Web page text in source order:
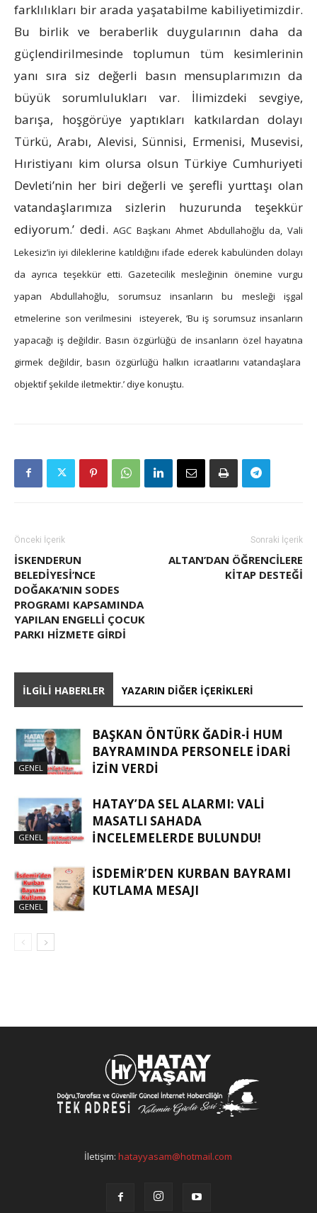
farklılıkları bir arada yaşatabilme kabiliyetimizdir.
Bu birlik ve beraberlik duygularının daha da
güçlendirilmesinde toplumun tüm kesimlerinin
yanı sıra siz değerli basın mensuplarımızın da
büyük sorumlulukları var. İlimizdeki sevgiye,
barışa, hoşgörüye yaptıkları katkılardan dolayı
Türkü, Arabı, Alevisi, Sünnisi, Ermenisi, Musevisi,
Hıristiyanı kim olursa olsun Türkiye Cumhuriyeti
Devleti’nin her biri değerli ve şerefli yurttaşı olan
vatandaşlarımıza sizlerin huzurunda teşekkür
ediyorum.’ dedi.AGC Başkanı Ahmet Abdullahoğlu da, Vali
Lekesiz’in iyi dileklerine katıldığını ifade ederek kabulünden dolayı
da ayrıca teşekkür etti. Gazetecilik mesleğinin önemine vurgu
yapan Abdullahoğlu, sorumsuz insanların bu mesleği işgal
etmelerine son verilmesini isteyerek, ‘Bu iş sorumsuz insanların
yapacağı iş değildir. Basın özgürlüğü de insanların özel hayatına
girmek değildir, basın özgürlüğü halkın icraatlarını vatandaşlara
objektif şekilde iletmektir.’ diye konuştu.
Önceki İçerik
İSKENDERUN
BELEDIYESI’NCE
DOĞAKA’NIN SODES
PROGRAMI KAPSAMINDA
YAPILAN ENGELLI ÇOCUK
PARKI HIZMETE GIRDI
Sonraki İçerik
ALTAN’DAN ÖĞRENCILERE
KITAP DESTEĞI
İLGILI HABERLER YAZARIN DIĞER İÇERIKLERI
GENEL
BAŞKAN ÖNTÜRK ĞADIR-İ HUM
BAYRAMINDA PERSONELE İDARI
İZIN VERDI
GENEL
HATAY’DA SEL ALARMI: VALI
MASATLI SAHADA
İNCELEMELERDE BULUNDU!
GENEL
İSDEMIR’DEN KURBAN BAYRAMI
KUTLAMA MESAJI
İletişim:hatayyasam@hotmail.com